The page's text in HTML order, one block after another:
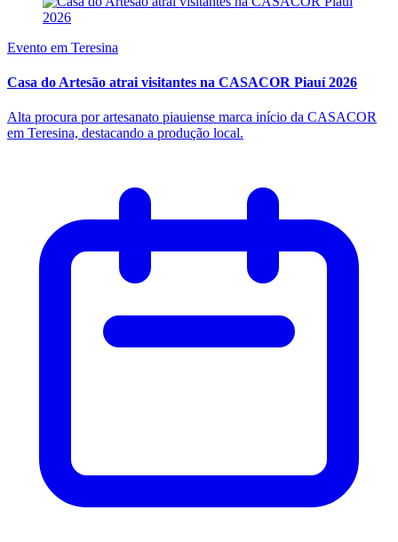
Evento em Teresina
Casa do Artesão atrai visitantes na CASACOR Piauí 2026
Alta procura por artesanato piauiense marca início da CASACOR
em Teresina, destacando a produção local.